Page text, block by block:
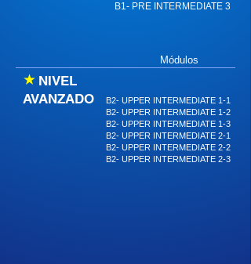
B1- PRE INTERMEDIATE 3
Módulos
NIVEL
AVANZADO
★
B2- UPPER INTERMEDIATE 1-1
B2- UPPER INTERMEDIATE 1-2
B2- UPPER INTERMEDIATE 1-3
B2- UPPER INTERMEDIATE 2-1
B2- UPPER INTERMEDIATE 2-2
B2- UPPER INTERMEDIATE 2-3